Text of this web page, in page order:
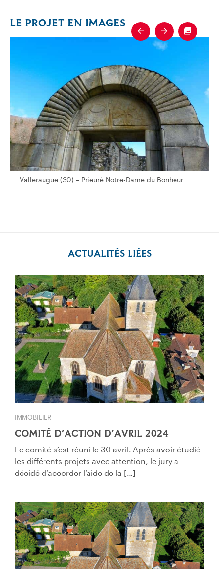
LE PROJET EN IMAGES
Valleraugue (30) – Prieuré Notre-Dame du Bonheur
Previous
Next
Valleraugue (30) – Prieuré Notre-Dame du Bonheur
ACTUALITÉS LIÉES
IMMOBILIER
COMITÉ D’ACTION D’AVRIL 2024
Le comité s’est réuni le 30 avril. Après avoir étudié
les différents projets avec attention, le jury a
décidé d’accorder l’aide de la […]